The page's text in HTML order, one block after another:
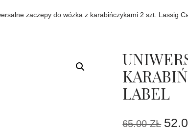
zaczepy do wózka z karabińczykami 2 szt. Lassig
LABEL
65.00ZŁ